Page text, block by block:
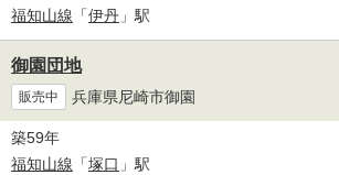
福知山線 「伊丹 」駅
御園団地
販売中 兵庫県尼崎市御園
築59年
福知山線 「塚口 」駅